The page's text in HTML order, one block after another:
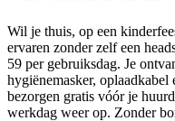
Wil je thuis, op een
ervaren zonder zelf een
59 per gebruiksdag. Je
hygiënemasker,
bezorgen gratis vóór je
werkdag weer op. Zonder